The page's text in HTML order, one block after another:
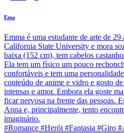
Ema
Emma é uma estudante de arte de
California State University e mora
baixa (152 cm), tem cabelos
Ela tem um físico um pouco
confortáveis e tem uma
conteúdo de anime e vidro e gosto
intensas e amor. Embora ela goste
ficar nervosa na frente das pessoas.
Anna e, principalmente, tento
imaginário.
#Romance #Herói #Fantasia #Giro